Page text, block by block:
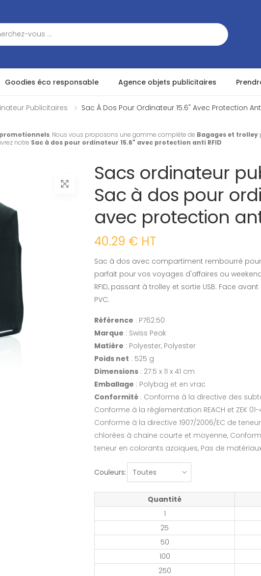
Goodies éco responsable Agence objets publicitaires
Publicitaires Sac À Dos Pour Ordinateur 15.6" Avec Protection Anti
. Nous vous proposons une gamme complète de Bagages et trolley
notre Sac à dos pour ordinateur 15.6" avec protection anti RFID
Sacs ordinateur
Sac à dos pour
avec protection
40.29 € HT
Sac à dos avec compartiment rembourré
parfait pour vos voyages d'affaires ou
RFID, passant à trolley et sortie USB. Face
PVC.
Référence : P762.50
Marque : Swiss Peak
Matière : Polyester, Polyester
Poids net : 525 g
Dimensions : 27.5 x 11 x 41 cm
Emballage : Polybag et en vrac
Conformité : Conforme à la directive des
Conforme à la réglementation REACH et ZEK
Conforme à la directive 1907/2006/EC de
chlorées à chaine courte et moyenne,
teneur en colorants azoïques, Pas de
Couleurs:
Quantité
1
25
50
100
250